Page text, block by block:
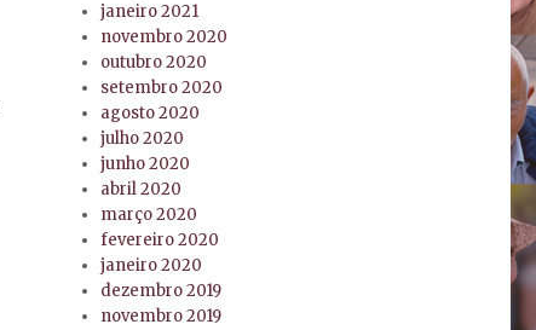
janeiro 2021
novembro 2020
outubro 2020
setembro 2020
agosto 2020
julho 2020
junho 2020
abril 2020
março 2020
fevereiro 2020
janeiro 2020
dezembro 2019
novembro 2019